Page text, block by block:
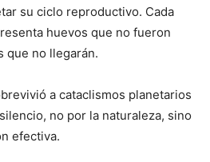
su ciclo reproductivo. Cada
huevos que no fueron
que no llegarán.
a cataclismos planetarios
no por la naturaleza, sino
efectiva.